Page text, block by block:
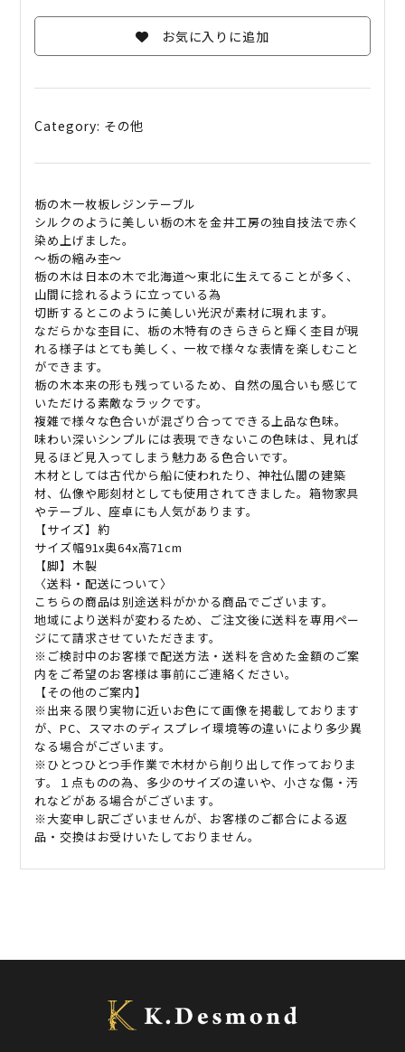
ジ
テ
ブ
quantity
お気に入りに追加
Category: その他
栃の木一枚板レジンテーブル
シルクのように美しい栃の木を金井工房の独自技法で赤く
染め上げました。
〜栃の縮み杢〜
栃の木は日本の木で北海道〜東北に生えてることが多く、
山間に捻れるように立っている為
切断するとこのように美しい光沢が素材に現れます。
なだらかな杢目に、栃の木特有のきらきらと輝く杢目が現
れる様子はとても美しく、一枚で様々な表情を楽しむこと
ができます。
栃の木本来の形も残っているため、自然の風合いも感じて
いただける素敵なラックです。
複雑で様々な色合いが混ざり合ってできる上品な色味。
味わい深いシンプルには表現できないこの色味は、見れば
見るほど見入ってしまう魅力ある色合いです。
木材としては古代から船に使われたり、神社仏閣の建築
材、仏像や彫刻材としても使用されてきました。箱物家具
やテーブル、座卓にも人気があります。
【サイズ】約
サイズ幅91x奥64x高71cm
【脚】木製
〈送料・配送について〉
こちらの商品は別途送料がかかる商品でございます。
地域により送料が変わるため、ご注文後に送料を専用ペー
ジにて請求させていただきます。
※ご検討中のお客様で配送方法・送料を含めた金額のご案
内をご希望のお客様は事前にご連絡ください。
【その他のご案内】
※出来る限り実物に近いお色にて画像を掲載しております
が、PC、スマホのディスプレイ環境等の違いにより多少異
なる場合がございます。
※ひとつひとつ手作業で木材から削り出して作っておりま
す。１点ものの為、多少のサイズの違いや、小さな傷・汚
れなどがある場合がございます。
※大変申し訳ございませんが、お客様のご都合による返
品・交換はお受けいたしておりません。